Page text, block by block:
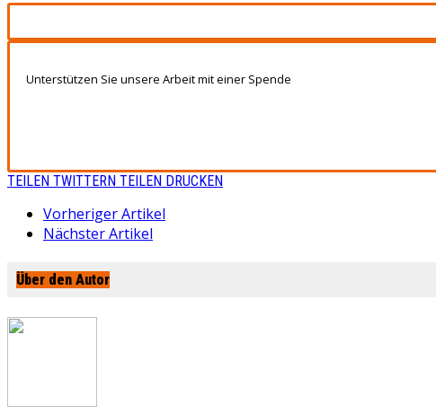
Unterstützen Sie unsere Arbeit mit einer Spende
TEILEN TWITTERN TEILEN DRUCKEN
Vorheriger Artikel
Nächster Artikel
Über den Autor